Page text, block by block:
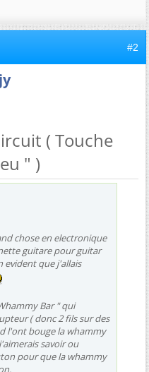
#2
( Touche
" )
chose en electronique
guitare pour guitar
evident que j'allais
Bar " qui
( donc 2 fils sur des
l'ont bouge la whammy
savoir ou
pour que la whammy